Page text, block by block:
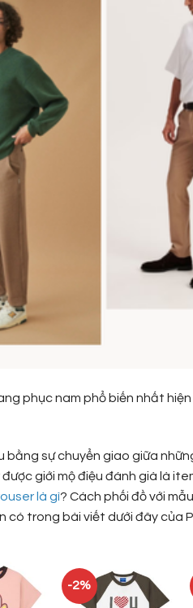
phục nam phổ biến nhất
sự chuyển giao giữa
giới mộ điệu đánh già là
là gì? Cách phối đồ với
có trong bài viết dưới đây của
-2%